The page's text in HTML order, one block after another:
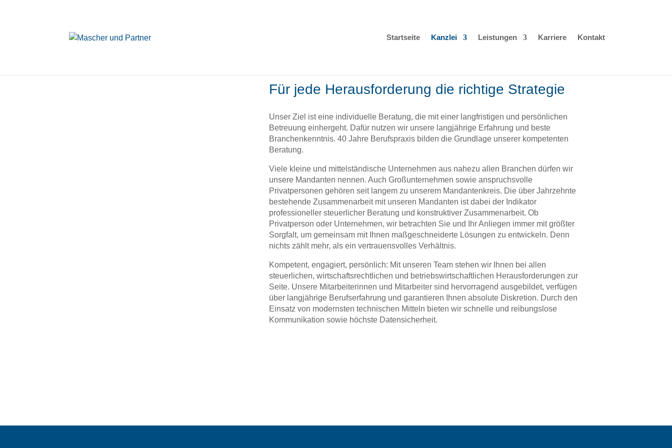
Startseite Kanzlei Leistungen Karriere Kontakt
Für jede Herausforderung die richtige Strategie
Unser Ziel ist eine individuelle Beratung, die mit einer langfristigen und persönlichen
Betreuung einhergeht. Dafür nutzen wir unsere langjährige Erfahrung und beste
Branchenkenntnis. 40 Jahre Berufspraxis bilden die Grundlage unserer kompetenten
Beratung.
Viele kleine und mittelständische Unternehmen aus nahezu allen Branchen dürfen wir
unsere Mandanten nennen. Auch Großunternehmen sowie anspruchsvolle
Privatpersonen gehören seit langem zu unserem Mandantenkreis. Die über Jahrzehnte
bestehende Zusammenarbeit mit unseren Mandanten ist dabei der Indikator
professioneller steuerlicher Beratung und konstruktiver Zusammenarbeit. Ob
Privatperson oder Unternehmen, wir betrachten Sie und Ihr Anliegen immer mit größter
Sorgfalt, um gemeinsam mit Ihnen maßgeschneiderte Lösungen zu entwickeln. Denn
nichts zählt mehr, als ein vertrauensvolles Verhältnis.
Kompetent, engagiert, persönlich: Mit unseren Team stehen wir Ihnen bei allen
steuerlichen, wirtschaftsrechtlichen und betriebswirtschaftlichen Herausforderungen zur
Seite. Unsere Mitarbeiterinnen und Mitarbeiter sind hervorragend ausgebildet, verfügen
über langjährige Berufserfahrung und garantieren Ihnen absolute Diskretion. Durch den
Einsatz von modernsten technischen Mitteln bieten wir schnelle und reibungslose
Kommunikation sowie höchste Datensicherheit.